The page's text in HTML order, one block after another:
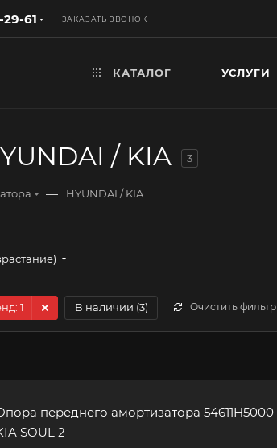
29-61 ЗАКАЗАТЬ ЗВОНОК
КАТАЛОГ УСЛУГИ
/ KIA 3
— HYUNDAI / KIA
: 1 В наличии (3) Очистить фильтр
переднего амортизатора 54611H5000
SOUL 2